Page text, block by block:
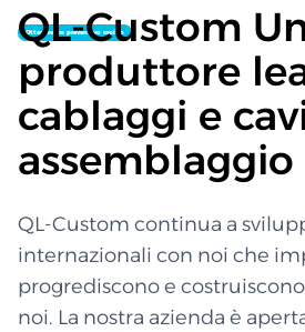
Ottenere un preventivo rapido
QL-Custom
produttore
cablaggi e
assemblaggio
QL-Custom continua a
internazionali con noi che
progrediscono e
noi. La nostra azienda è